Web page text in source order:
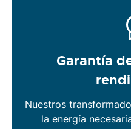
Garantía
Nuestros
la energía